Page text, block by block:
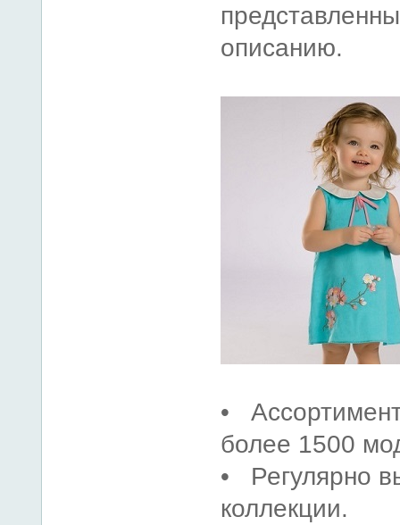
описанию.
•
более 1500
• Регулярно
коллекции.